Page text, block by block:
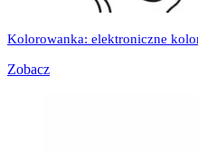
Kolorowanka: elektroniczne
Zobacz